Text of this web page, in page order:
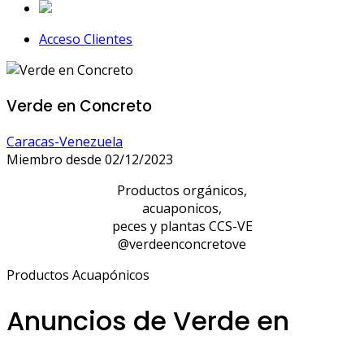
Acceso Clientes
Verde en Concreto
Caracas-Venezuela
Miembro desde 02/12/2023
Productos orgánicos,
acuaponicos,
peces y plantas CCS-VE
@verdeenconcretove
Productos Acuapónicos
Anuncios de Verde en